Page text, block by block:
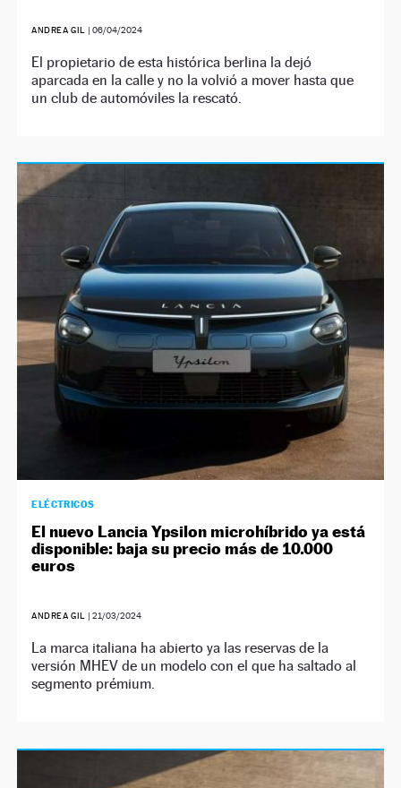
ANDREA GIL |06/04/2024
El propietario de esta histórica berlina la dejó
aparcada en la calle y no la volvió a mover hasta que
un club de automóviles la rescató.
ELÉCTRICOS
El nuevo Lancia Ypsilon microhíbrido ya está
disponible: baja su precio más de 10.000
euros
ANDREA GIL |21/03/2024
La marca italiana ha abierto ya las reservas de la
versión MHEV de un modelo con el que ha saltado al
segmento prémium.